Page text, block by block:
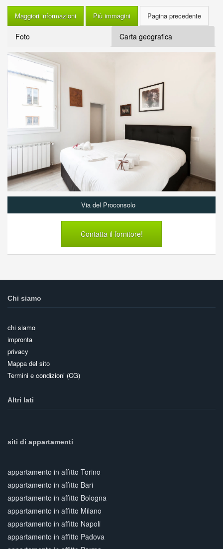
Maggiori informazioni Più immagini
Foto Carta geografica
Via del Proconsolo
Contatta il fornitore!
Chi siamo
chi siamo
impronta
privacy
Mappa del sito
Termini e condizioni (CG)
Altri lati
siti di appartamenti
appartamento in affitto Torino
appartamento in affitto Bari
appartamento in affitto Bologna
appartamento in affitto Milano
appartamento in affitto Napoli
appartamento in affitto Padova